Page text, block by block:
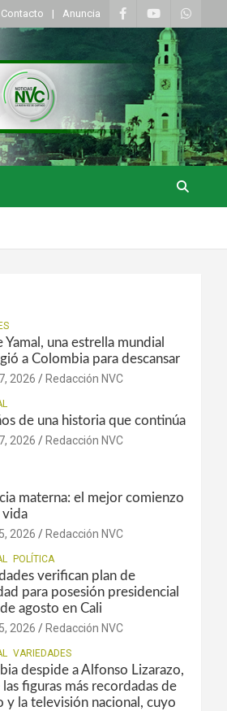
Contacto Anuncia
Yamal, una estrella mundial
a Colombia para descansar
2026 Redacción NVC
de una historia que continúa
2026 Redacción NVC
materna: el mejor comienzo
vida
2026 Redacción NVC
POLÍTICA
verifican plan de
para posesión presidencial
agosto en Cali
2026 Redacción NVC
VARIEDADES
despide a Alfonso Lizarazo,
las figuras más recordadas de
y la televisión nacional, cuyo